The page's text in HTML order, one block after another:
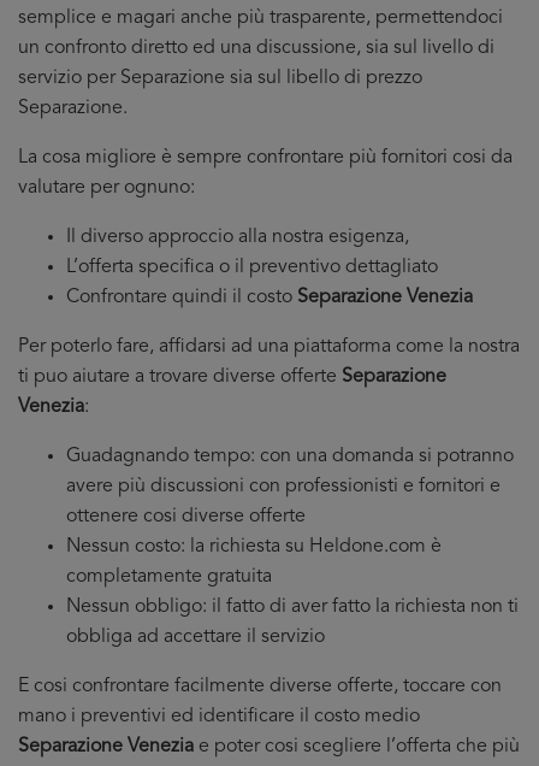
semplice e magari anche più trasparente, permettendoci
un confronto diretto ed una discussione, sia sul livello di
servizio per Separazione sia sul libello di prezzo
Separazione.
La cosa migliore è sempre confrontare più fornitori cosi da
valutare per ognuno:
Il diverso approccio alla nostra esigenza,
L’offerta specifica o il preventivo dettagliato
Confrontare quindi il costo Separazione Venezia
Per poterlo fare, affidarsi ad una piattaforma come la nostra
ti puo aiutare a trovare diverse offerte Separazione
Venezia:
Guadagnando tempo: con una domanda si potranno
avere più discussioni con professionisti e fornitori e
ottenere cosi diverse offerte
Nessun costo: la richiesta su Heldone.com è
completamente gratuita
Nessun obbligo: il fatto di aver fatto la richiesta non ti
obbliga ad accettare il servizio
E cosi confrontare facilmente diverse offerte, toccare con
mano i preventivi ed identificare il costo medio
Separazione Venezia e poter cosi scegliere l’offerta che più